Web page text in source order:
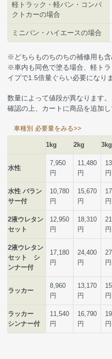
軽トラック・軽バン・コンパ
クトカーの場合
ミニバン・ハイエースの場合
※どちらものちのちの補修用も
※車内も同色で塗る場合、軽ト
イプで1.5倍量ぐらい必要になり
数量によって値段が異なります
確認の上、カートに商品を追加
車種別 必要量をみる>>